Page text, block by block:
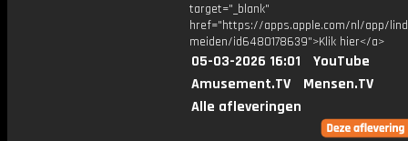
target="_blank"
href="https://apps.apple.com/nl/app/
meiden/id6480178639">Klik hier</a>
05-03-2026 16:01
YouTube
Amusement.TV
Mensen.TV
Alle afleveringen